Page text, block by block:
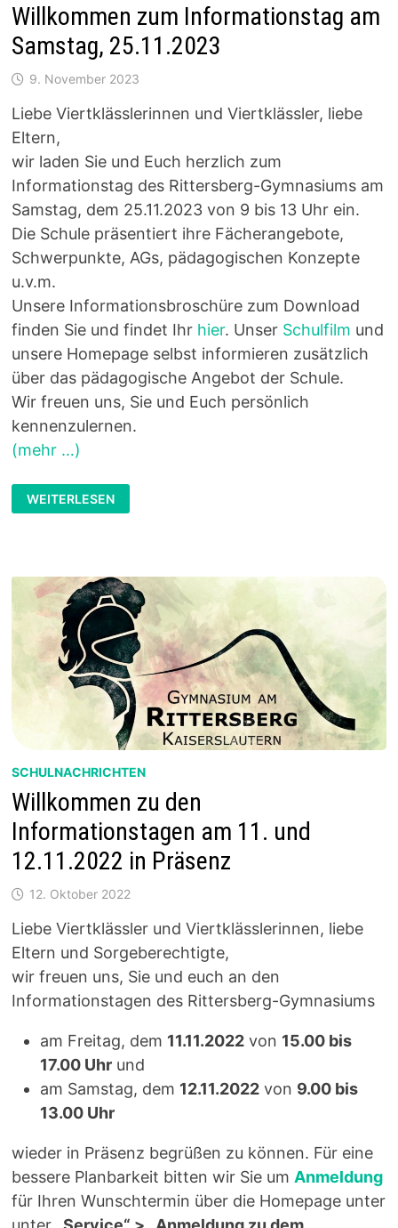
Willkommen zum Informationstag am
Samstag, 25.11.2023
9. November 2023
Liebe Viertklässlerinnen und Viertklässler, liebe
Eltern,
wir laden Sie und Euch herzlich zum
Informationstag des Rittersberg-Gymnasiums am
Samstag, dem 25.11.2023 von 9 bis 13 Uhr ein.
Die Schule präsentiert ihre Fächerangebote,
Schwerpunkte, AGs, pädagogischen Konzepte
u.v.m.
Unsere Informationsbroschüre zum Download
finden Sie und findet Ihr hier. Unser Schulfilm und
unsere Homepage selbst informieren zusätzlich
über das pädagogische Angebot der Schule.
Wir freuen uns, Sie und Euch persönlich
kennenzulernen.
(mehr …)
WILLKOMMEN
ZUM
INFORMATIONSTAG
WEITERLESEN
SCHULNACHRICHTEN
Willkommen zu den
Informationstagen am 11. und
12.11.2022 in Präsenz
12. Oktober 2022
Liebe Viertklässler und Viertklässlerinnen, liebe
Eltern und Sorgeberechtigte,
wir freuen uns, Sie und euch an den
Informationstagen des Rittersberg-Gymnasiums
am Freitag, dem 11.11.2022 von 15.00 bis
17.00 Uhr und
am Samstag, dem 12.11.2022 von 9.00 bis
13.00 Uhr
wieder in Präsenz begrüßen zu können. Für eine
bessere Planbarkeit bitten wir Sie umAnmeldung
für Ihren Wunschtermin über die Homepage unter